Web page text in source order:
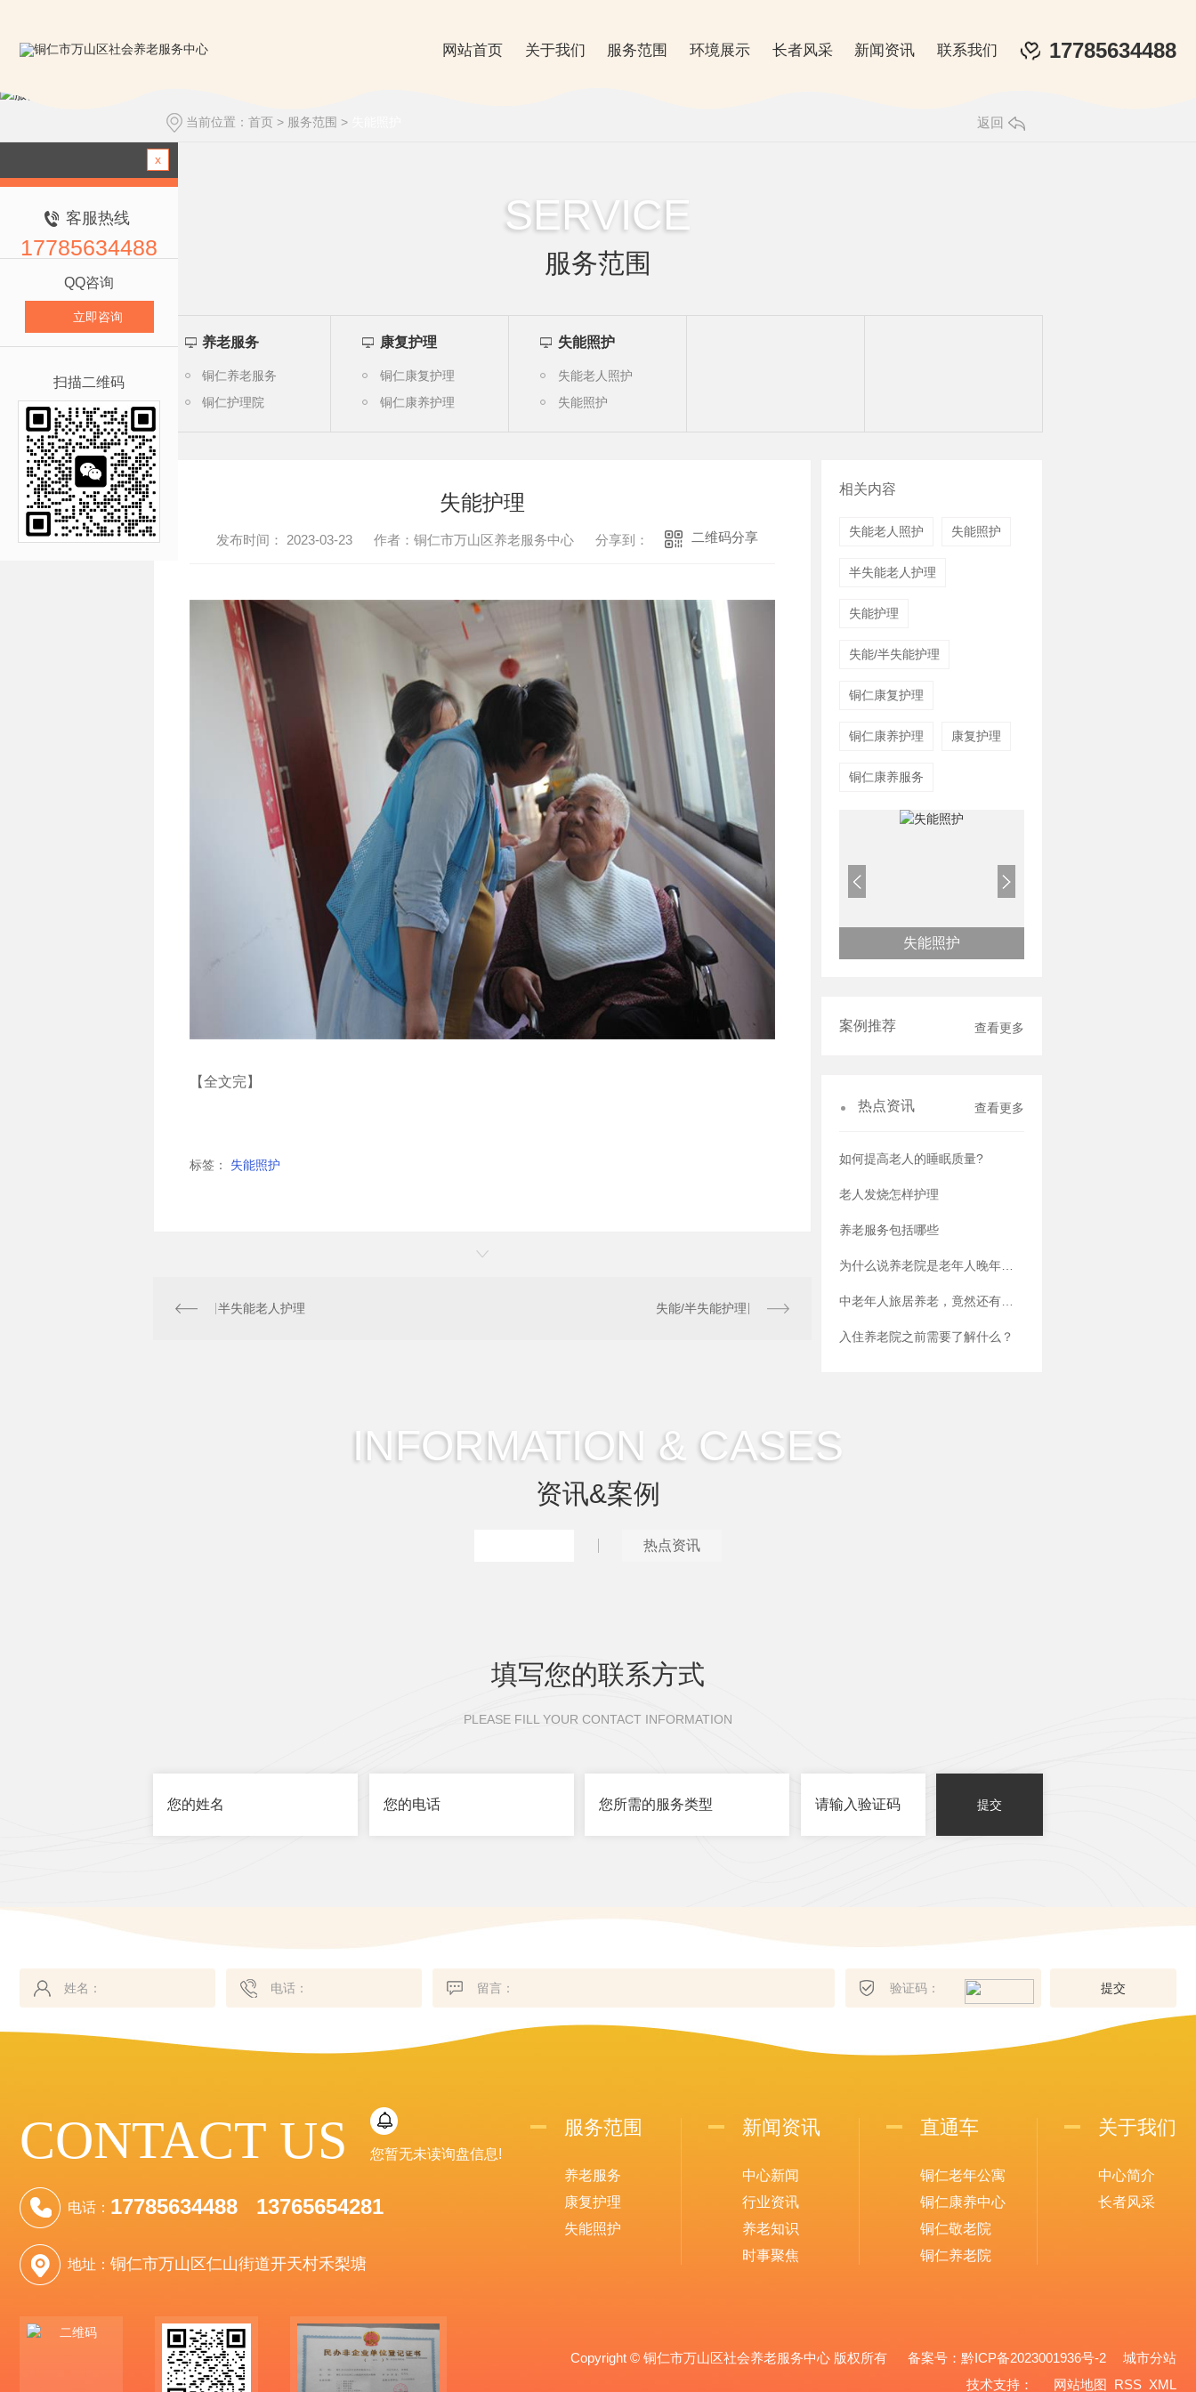
网站首页 关于我们 服务范围 环境展示 长者风采 新闻资讯 联系我们 17785634488
当前位置： 首页 > 服务范围 > 返回
SERVICE
服务范围
养老服务
铜仁养老服务
铜仁护理院
康复护理
铜仁康复护理
铜仁康养护理
失能照护
失能老人照护
失能照护
失能护理
发布时间： 2023-03-23 作者：铜仁市万山区养老服务中心 分享到： 二维码分享
【全文完】
标签： 失能照护
半失能老人护理 失能/半失能护理
相关内容
失能老人照护 失能照护
半失能老人护理
失能护理
失能/半失能护理
铜仁康复护理
铜仁康养护理 康复护理
铜仁康养服务
铜仁康养服务 失能老人照护 失能照护
案例推荐 查看更多
热点资讯 查看更多
如何提高老人的睡眠质量?
老人发烧怎样护理
养老服务包括哪些
入住养老院之前需要了解什么？
INFORMATION & CASES
资讯&案例
热点资讯
填写您的联系方式
PLEASE FILL YOUR CONTACT INFORMATION
提交
提交
CONTACT US 您暂无未读询盘信息!
电话： 17785634488 13765654281
地址： 铜仁市万山区仁山街道开天村禾梨塘
服务范围
养老服务
康复护理
失能照护
新闻资讯
中心新闻
行业资讯
养老知识
时事聚焦
直通车
铜仁老年公寓
铜仁康养中心
铜仁敬老院
铜仁养老院
关于我们
中心简介
长者风采
Copyright © 铜仁市万山区社会养老服务中心 版权所有 备案号： 黔ICP备2023001936号-2 城市分站
城市分站
技术支持： 网站地图 RSS XML
x
客服热线
17785634488
QQ咨询
立即咨询
扫描二维码